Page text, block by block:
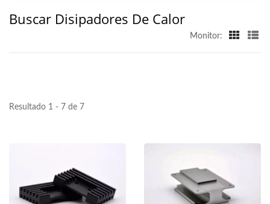
Buscar Disipadores De Calor
Monitor:
Resultado 1 - 7 de 7